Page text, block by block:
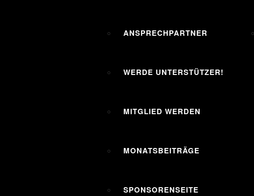
ANSPRECHPARTNER
WERDE UNTERSTÜTZER!
MITGLIED WERDEN
MONATSBEITRÄGE
SPONSORENSEITE